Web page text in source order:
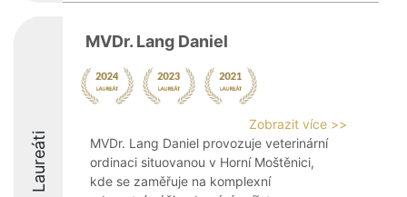
Laureáti
MVDr. Lang Daniel
Zobrazit více >>
MVDr. Lang Daniel provozuje veterinární
ordinaci situovanou v Horní Moštěnici,
kde se zaměřuje na komplexní